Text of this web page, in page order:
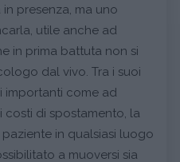
presenza, ma uno
utile anche ad
in prima battuta non si
dal vivo. Tra i suoi
importanti come ad
costi di spostamento, la
in qualsiasi luogo
a muoversi sia